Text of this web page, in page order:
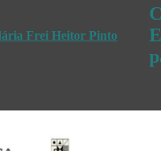
Frei Heitor Pinto